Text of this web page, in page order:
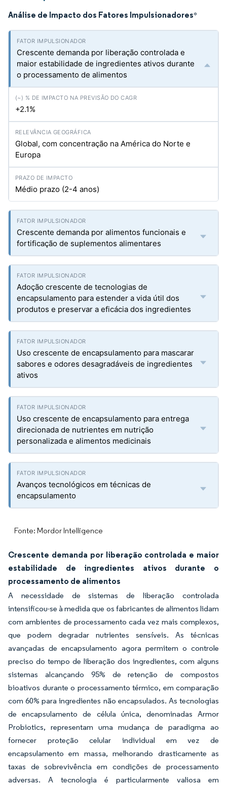
Análise de Impacto dos Fatores Impulsionadores*
Crescente demanda por liberação controlada e
maior estabilidade de ingredientes ativos durante
o processamento de alimentos
+2.1%
Global, com concentração na América do Norte e
Europa
Médio prazo (2-4 anos)
Crescente demanda por alimentos funcionais e
fortificação de suplementos alimentares
Adoção crescente de tecnologias de
encapsulamento para estender a vida útil dos
produtos e preservar a eficácia dos ingredientes
Uso crescente de encapsulamento para mascarar
sabores e odores desagradáveis de ingredientes
ativos
Uso crescente de encapsulamento para entrega
direcionada de nutrientes em nutrição
personalizada e alimentos medicinais
Avanços tecnológicos em técnicas de
encapsulamento
Fonte: Mordor Intelligence
Crescente demanda por liberação controlada e maior
estabilidade de ingredientes ativos durante o
processamento de alimentos
A necessidade de sistemas de liberação controlada
intensificou-se à medida que os fabricantes de alimentos lidam
com ambientes de processamento cada vez mais complexos,
que podem degradar nutrientes sensíveis. As técnicas
avançadas de encapsulamento agora permitem o controle
preciso do tempo de liberação dos ingredientes, com alguns
sistemas alcançando 95% de retenção de compostos
bioativos durante o processamento térmico, em comparação
com 60% para ingredientes não encapsulados. As tecnologias
de encapsulamento de célula única, denominadas Armor
Probiotics, representam uma mudança de paradigma ao
fornecer proteção celular individual em vez de
encapsulamento em massa, melhorando drasticamente as
taxas de sobrevivência em condições de processamento
adversas. A tecnologia é particularmente valiosa em